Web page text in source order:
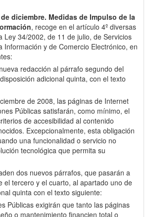
diciembre. Medidas de Impulso de la
, recoge en el artículo 4º diversas
Ley 34/2002, de 11 de julio, de Servicios
Información y de Comercio Electrónico, en
redacción al párrafo segundo del
adicional quinta, con el texto
de 2008, las páginas de Internet
Públicas satisfarán, como mínimo, el
de accesibilidad al contenido
Excepcionalmente, esta obligación
una funcionalidad o servicio no
tecnológica que permita su
dos nuevos párrafos, que pasarán a
el tercero y el cuarto, al apartado uno de
quinta con el texto siguiente:
Públicas exigirán que tanto las páginas
o mantenimiento financien total o